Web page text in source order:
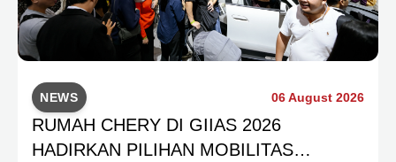
NEWS 06 August 2026
RUMAH CHERY DI GIIAS 2026
HADIRKAN PILIHAN MOBILITAS